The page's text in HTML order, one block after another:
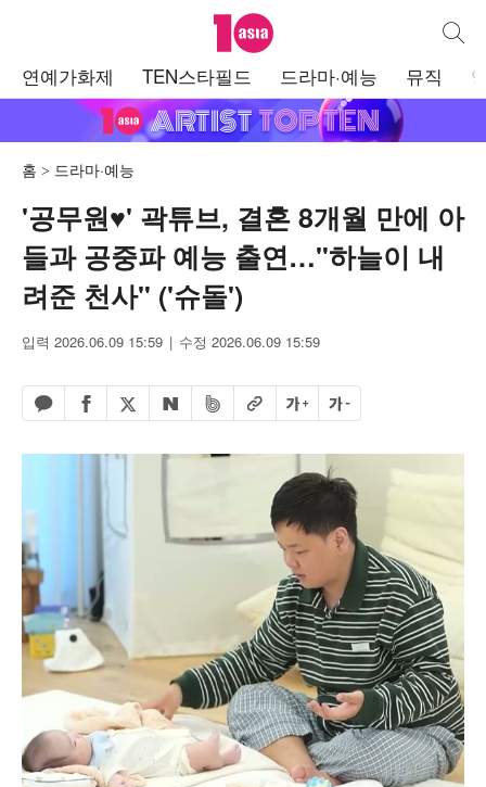
텐아시아 통합
연예가화제 TEN스타필드 드라마·예능 뮤직
홈 드라마·예능
'공무원♥' 곽튜브, 결혼 8개월 만에 아
들과 공중파 예능 출연…"하늘이 내
려준 천사" ('슈돌')
입력 2026.06.09 15:59 수정 2026.06.09 15:59
카카오톡 공유하기
페이스북 공유하기
엑스 공유하기
네이버 공유하기
밴드 공유하기
URL복사글자 크게글자 작게